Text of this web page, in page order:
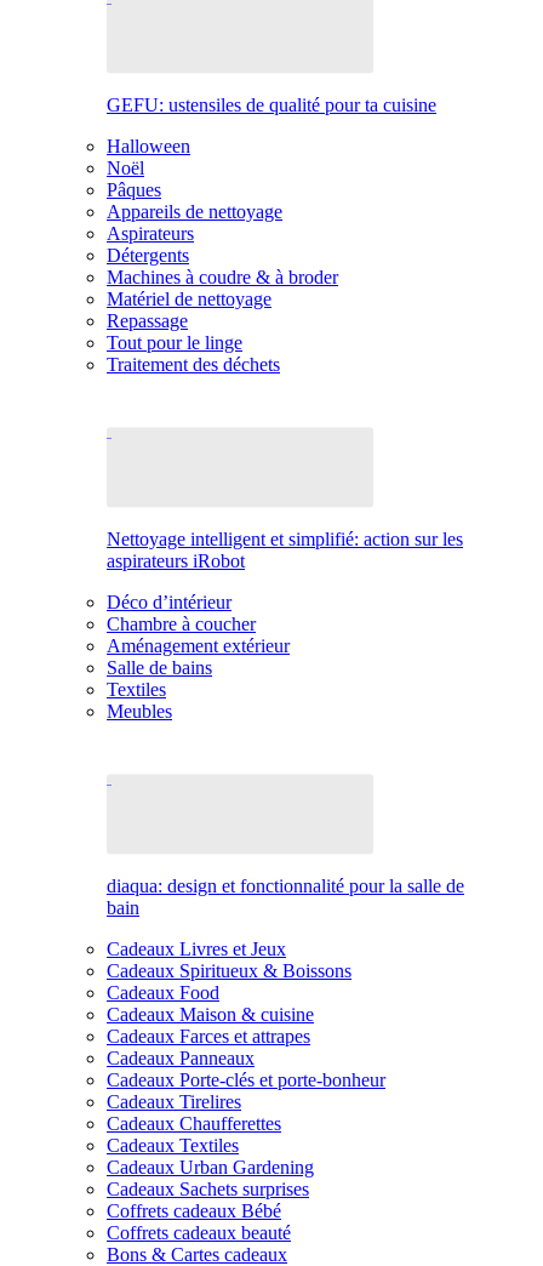
GEFU: ustensiles de qualité pour ta cuisine
Halloween
Noël
Pâques
Appareils de nettoyage
Aspirateurs
Détergents
Machines à coudre & à broder
Matériel de nettoyage
Repassage
Tout pour le linge
Traitement des déchets
Nettoyage intelligent et simplifié: action sur les
aspirateurs iRobot
Déco d’intérieur
Chambre à coucher
Aménagement extérieur
Salle de bains
Textiles
Meubles
diaqua: design et fonctionnalité pour la salle de
bain
Cadeaux Livres et Jeux
Cadeaux Spiritueux & Boissons
Cadeaux Food
Cadeaux Maison & cuisine
Cadeaux Farces et attrapes
Cadeaux Panneaux
Cadeaux Porte-clés et porte-bonheur
Cadeaux Tirelires
Cadeaux Chaufferettes
Cadeaux Textiles
Cadeaux Urban Gardening
Cadeaux Sachets surprises
Coffrets cadeaux Bébé
Coffrets cadeaux beauté
Bons & Cartes cadeaux